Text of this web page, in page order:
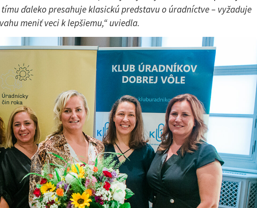
tímu ďaleko presahuje klasickú predstavu o úradníctve – vyžaduje
meniť veci k lepšiemu,“ uviedla.